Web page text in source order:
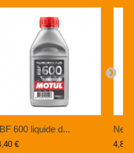
600 liquide d...
€
4,80